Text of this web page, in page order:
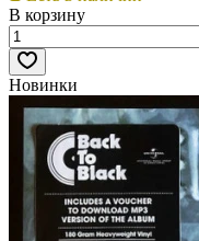
В корзину
Новинки